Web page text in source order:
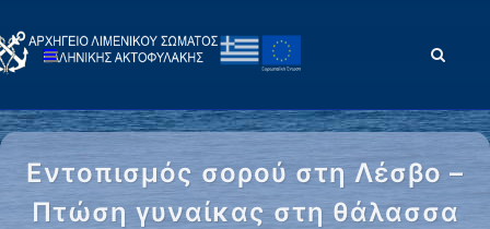
Εντοπισμός σορού στη Λέσβο –
Πτώση γυναίκας στη θάλασσα